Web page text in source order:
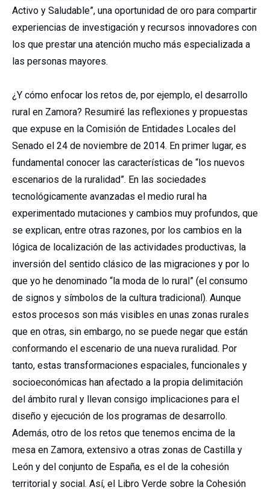
Activo y Saludable”, una oportunidad de oro para compartir
experiencias de investigación y recursos innovadores con
los que prestar una atención mucho más especializada a
las personas mayores.
¿Y cómo enfocar los retos de, por ejemplo, el desarrollo
rural en Zamora? Resumiré las reflexiones y propuestas
que expuse en la Comisión de Entidades Locales del
Senado el 24 de noviembre de 2014. En primer lugar, es
fundamental conocer las características de “los nuevos
escenarios de la ruralidad”. En las sociedades
tecnológicamente avanzadas el medio rural ha
experimentado mutaciones y cambios muy profundos, que
se explican, entre otras razones, por los cambios en la
lógica de localización de las actividades productivas, la
inversión del sentido clásico de las migraciones y por lo
que yo he denominado “la moda de lo rural” (el consumo
de signos y símbolos de la cultura tradicional). Aunque
estos procesos son más visibles en unas zonas rurales
que en otras, sin embargo, no se puede negar que están
conformando el escenario de una nueva ruralidad. Por
tanto, estas transformaciones espaciales, funcionales y
socioeconómicas han afectado a la propia delimitación
del ámbito rural y llevan consigo implicaciones para el
diseño y ejecución de los programas de desarrollo.
Además, otro de los retos que tenemos encima de la
mesa en Zamora, extensivo a otras zonas de Castilla y
León y del conjunto de España, es el de la cohesión
territorial y social. Así, el Libro Verde sobre la Cohesión